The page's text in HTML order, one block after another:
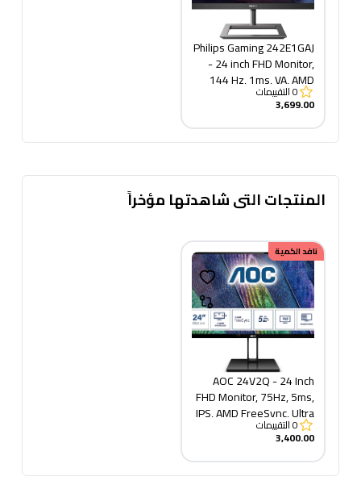
Philips Gaming 242E1GAJ
- 24 inch FHD Monitor,
144 Hz, 1ms, VA, AMD
FreeSync, Speakers,
(1920 x 1080 , 350
cd/m², HDMI/DP)
0التقييمات
3,699.00
المنتجات التى شاهدتها مؤخراً
نافد الكمية
AOC 24V2Q - 24 Inch
FHD Monitor, 75Hz, 5ms,
IPS, AMD FreeSync, Ultra
Slim, FlickerFree,
LowBlue mode (1920 x
1080 @ 75Hz,
250cd/m², HDMI 1.4 x 1,
0التقييمات
3,400.00